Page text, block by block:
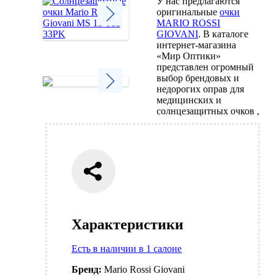
Next
Характеристики
Есть в наличии в 1 салоне
Бренд: Mario Rossi Giovani
оригинальныеочки
MARIO ROSSI
GIOVANI. В каталоге
интернет-магазина
«Мир Оптики»
представлен огромный
выбор брендовых и
недорогих оправ для
медицинских и
солнцезащитных очков ,